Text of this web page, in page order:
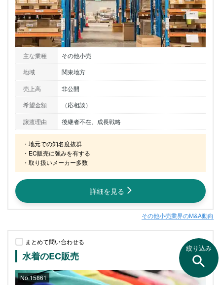
主な業種
その他小売
地域
関東地方
売上高
非公開
希望金額
（応相談）
譲渡理由
後継者不在、成長戦略
・地元での知名度抜群
・EC販売に強みを有する
・取り扱いメーカー多数
詳細を見る
その他小売業界のM&A動向
まとめて問い合わせる
水着のEC販売
No.15861
絞り込み